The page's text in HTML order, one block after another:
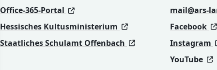
Office-365-Portal
(öffnet in neuem Fenster)
(öffnet in neuem Fenster)
Hessisches Kultusministerium
(öffnet in neuem
(öffnet in neuem
Staatliches Schulamt Offenbach
(öffnet in neuem
(öffnet in neuem
mail@ars-
Facebook
Instagram
YouTube